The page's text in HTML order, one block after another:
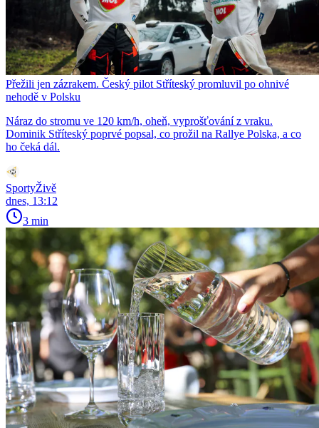
Přežili jen zázrakem. Český pilot Stříteský promluvil po ohnivé
nehodě v Polsku
Náraz do stromu ve 120 km/h, oheň, vyprošťování z vraku.
Dominik Stříteský poprvé popsal, co prožil na Rallye Polska, a co
ho čeká dál.
SportyŽivě
dnes, 13:12
3 min